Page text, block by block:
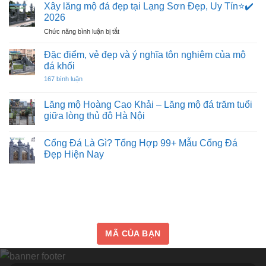
bình
luận
ở
Có
sư
tử
đá
trước
nhà
Đọc
kỹ
để
sai
Xây lăng mộ đá đẹp tại Lạng Sơn Đẹp, Uy Tín⭐️✔️
2026
Chức năng bình luận bị tắtở
lăng
Lạng
Sơn
Đẹp,
Tín⭐️✔️
Đặc điểm, vẻ đẹp và ý nghĩa tôn nghiêm của mộ
đá khối
167 bình luậnở
vẻ
đẹp
và
tôn
nghiêm
của
Lăng mộ Hoàng Cao Khải – Lăng mộ đá trăm tuổi
giữa lòng thủ đô Hà Nội
bình
luận
ở
giữa
lòng
Cổng Đá Là Gì? Tổng Hợp 99+ Mẫu Cổng Đá
Đẹp Hiện Nay
99+
Mẫu
MÃ CỦA BẠN